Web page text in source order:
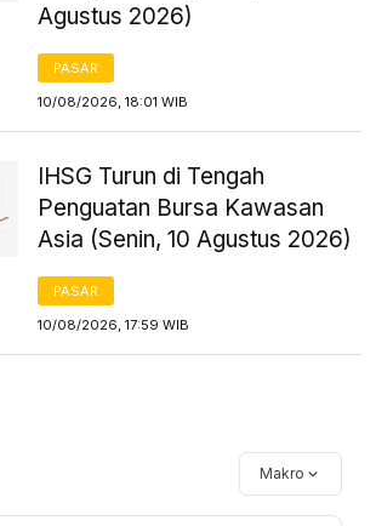
Agustus 2026)
PASAR
10/08/2026, 18:01 WIB
IHSG Turun di Tengah
Penguatan Bursa Kawasan
Asia (Senin, 10 Agustus 2026)
PASAR
10/08/2026, 17:59 WIB
Makro